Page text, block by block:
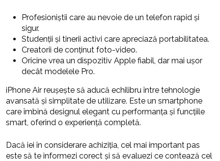
Profesioniștii care au nevoie de un telefon rapid și
sigur.
Studenții și tinerii activi care apreciază portabilitatea.
Creatorii de conținut foto-video.
Oricine vrea un dispozitiv Apple fiabil, dar mai ușor
decât modelele Pro.
iPhone Air reușește să aducă echilibru între tehnologie
avansată și simplitate de utilizare. Este un smartphone
care îmbină designul elegant cu performanța și funcțiile
smart, oferind o experiență completă.
Dacă iei în considerare achiziția, cel mai important pas
este să te informezi corect și să evaluezi ce contează cel